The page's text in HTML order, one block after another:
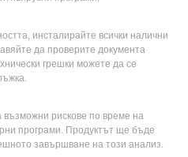
инсталирайте всички налични
да проверите документа
грешки можете да се
възможни рискове по време на
програми. Продуктът ще бъде
завършване на този анализ.